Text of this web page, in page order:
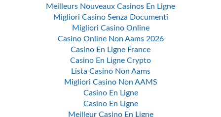
Meilleurs Nouveaux Casinos En Ligne
Migliori Casino Senza Documenti
Migliori Casino Online
Casino Online Non Aams 2026
Casino En Ligne France
Casino En Ligne Crypto
Lista Casino Non Aams
Migliori Casino Non AAMS
Casino En Ligne
Casino En Ligne
Meilleur Casino En Ligne